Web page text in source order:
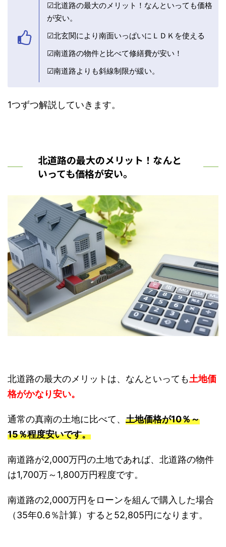
☑北道路の最大のメリット！なんといっても価格
が安い。
☑北玄関により南面いっぱいにＬＤＫを使える
☑南道路の物件と比べて修繕費が安い！
☑南道路よりも斜線制限が緩い。
1つずつ解説していきます。
北道路の最大のメリット！なんと
いっても価格が安い。
北道路の最大のメリットは、なんといっても土地価
格がかなり安い。
通常の真南の土地に比べて、 土地価格が10％～
15％程度安いです。
南道路が2,000万円の土地であれば、北道路の物件
は1,700万～1,800万円程度です。
南道路の2,000万円をローンを組んで購入した場合
（35年0.6％計算）すると52,805円になります。